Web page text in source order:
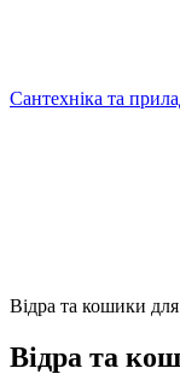
Сантехніка та
Відра та кошики
Відра та